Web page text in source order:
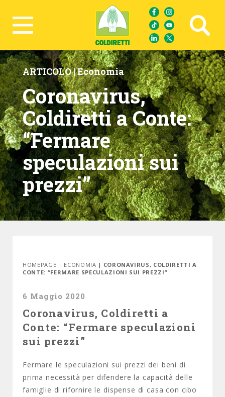
Ricerca avanzata
ARTICOLO |Economia
Coronavirus,
Coldiretti a Conte:
“Fermare
speculazioni sui
prezzi”
HOMEPAGE | ECONOMIA | CORONAVIRUS, COLDIRETTI A
CONTE: “FERMARE SPECULAZIONI SUI PREZZI”
6 Maggio 2020
Coronavirus, Coldiretti a
Conte: “Fermare speculazioni
sui prezzi”
Fermare le speculazioni sui prezzi dei beni di
prima necessità per difendere la capacità delle
famiglie di rifornire le dispense di casa con cibo